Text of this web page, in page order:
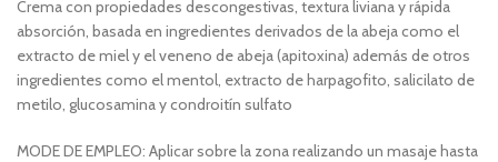
Crema con propiedades descongestivas, textura liviana y rápida
absorción, basada en ingredientes derivados de la abeja como el
extracto de miel y el veneno de abeja (apitoxina) además de otros
ingredientes como el mentol, extracto de harpagofito, salicilato de
metilo, glucosamina y condroitín sulfato
MODE DE EMPLEO: Aplicar sobre la zona realizando un masaje hasta